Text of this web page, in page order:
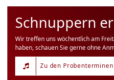
Schnuppern
Wir treffen uns wöchentlich am
haben, schauen Sie gerne ohne
Zu den Probenterminen